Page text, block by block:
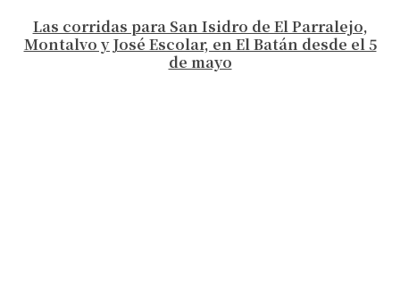
Las corridas para San Isidro de El Parralejo,
Montalvo y José Escolar, en El Batán desde el 5
de mayo